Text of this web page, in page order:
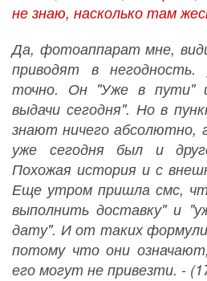
не знаю, насколько там
Да, фотоаппарат мне,
приводят в
точно. Он "Уже в пути"
выдачи сегодня". Но в
знают ничего абсолютно,
уже сегодня был и
Похожая история и с
Еще утром пришла смс,
выполнить доставку" и
дату". И от таких
потому что они
его могут не привезти. -